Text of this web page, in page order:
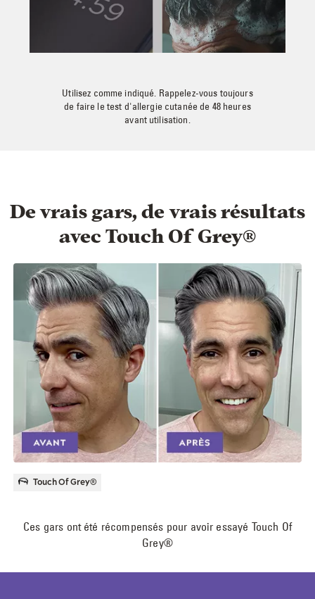
Utilisez comme indiqué. Rappelez-vous toujours
de faire le test d'allergie cutanée de 48 heures
avant utilisation.
De vrais gars, de vrais résultats
avec Touch Of Grey®
Touch Of Grey®
Ces gars ont été récompensés pour avoir essayé Touch Of
Grey®